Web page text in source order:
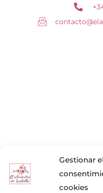
Gestionar el
cookies